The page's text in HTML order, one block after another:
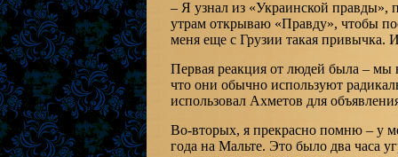
– Я узнал из «Украинской правды»,
утрам открываю «Правду», чтобы
меня еще с Грузии такая привычка.
Первая реакция от людей была –
что они обычно используют
использовал Ахметов для
Во-вторых, я прекрасно помню – у
года на Мальте. Это было два часа